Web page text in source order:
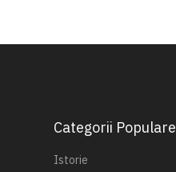
Categorii Populare
Istorie